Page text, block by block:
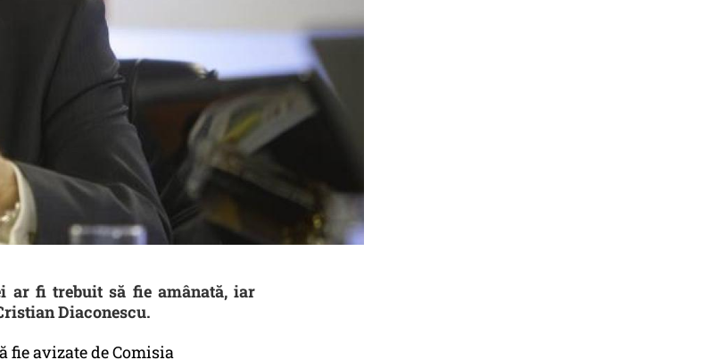
ar fi trebuit să fie amânată, iar
Diaconescu.
fie avizate de Comisia